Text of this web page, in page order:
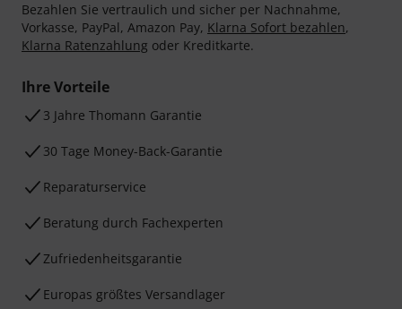
Bezahlen Sie vertraulich und sicher per Nachnahme,
Vorkasse, PayPal, Amazon Pay, Klarna Sofort bezahlen,
Klarna Ratenzahlung oder Kreditkarte.
Ihre Vorteile
3 Jahre Thomann Garantie
30 Tage Money-Back-Garantie
Reparaturservice
Beratung durch Fachexperten
Zufriedenheitsgarantie
Europas größtes Versandlager